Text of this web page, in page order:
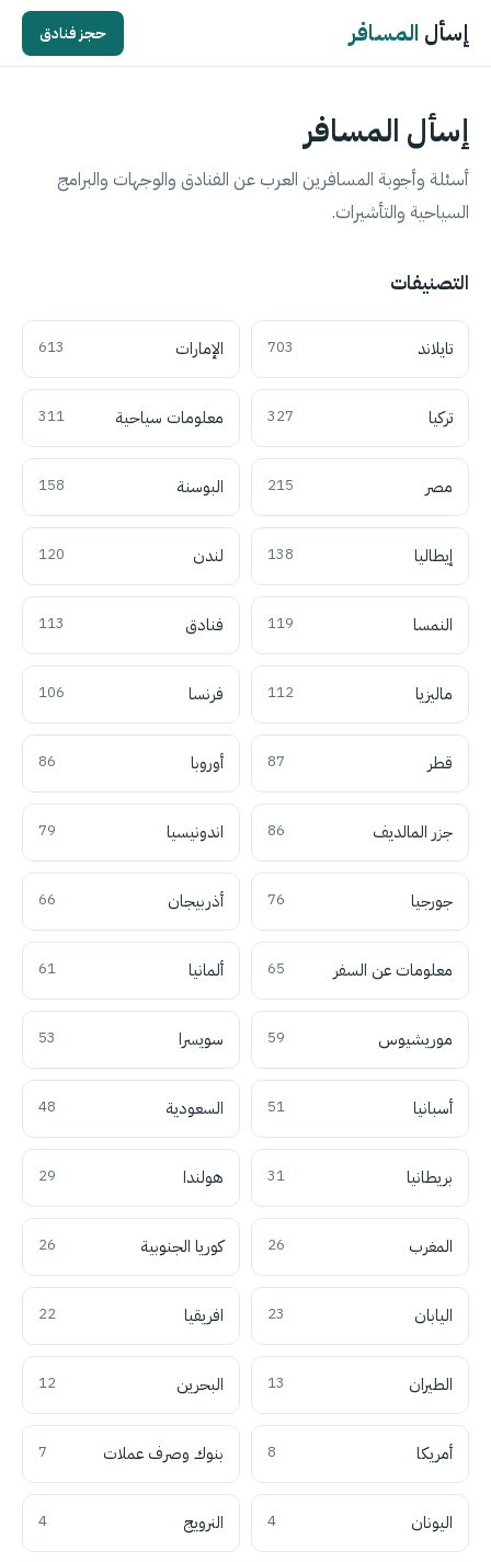
إسأل المسافر حجز فنادق
إسأل المسافر
أسئلة وأجوبة المسافرين العرب عن الفنادق والوجهات والبرامج
السياحية والتأشيرات.
التصنيفات
تايلاند 703 الإمارات 613
تركيا 327 معلومات سياحية 311
مصر 215 البوسنة 158
إيطاليا 138 لندن 120
النمسا 119 فنادق 113
ماليزيا 112 فرنسا 106
قطر 87 أوروبا 86
جزر المالديف 86 اندونيسيا 79
جورجيا 76 أذربيجان 66
معلومات عن السفر 65 ألمانيا 61
موريشيوس 59 سويسرا 53
أسبانيا 51 السعودية 48
بريطانيا 31 هولندا 29
المغرب 26 كوريا الجنوبية 26
اليابان 23 افريقيا 22
الطيران 13 البحرين 12
أمريكا 8 بنوك وصرف عملات 7
اليونان 4 النرويج 4